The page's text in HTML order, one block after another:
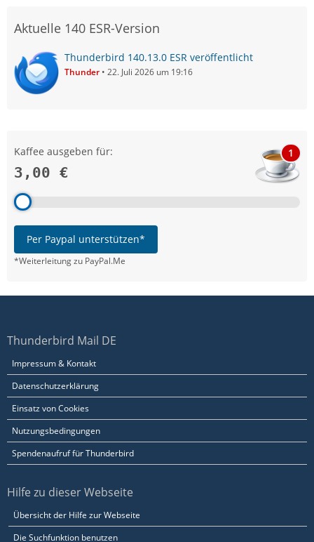
Aktuelle 140 ESR-Version
Thunderbird 140.13.0 ESR veröffentlicht
Thunder 22. Juli 2026 um 19:16
Kaffee ausgeben für:
3,00 €
1
Per Paypal unterstützen*
*Weiterleitung zu PayPal.Me
Thunderbird Mail DE
Impressum & Kontakt
Datenschutzerklärung
Einsatz von Cookies
Nutzungsbedingungen
Spendenaufruf für Thunderbird
Hilfe zu dieser Webseite
Übersicht der Hilfe zur Webseite
Die Suchfunktion benutzen